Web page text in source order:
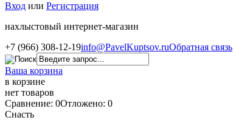
Вход или Регистрация
нахлыстовый интернет-магазин
+7 (966) 308-12-19info@PavelKuptsov.ruОбратная связь
Ваша корзина
в корзине
нет товаров
Сравнение: 0Отложено: 0
Снасть